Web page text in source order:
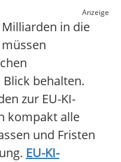
Anzeige
in die
behalten.
zur EU-KI-
kompakt alle
und Fristen
EU-KI-